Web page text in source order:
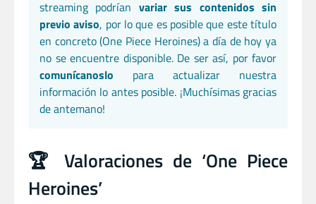
streaming podrían variar sus contenidos sin
previo aviso, por lo que es posible que este título
en concreto (One Piece Heroines) a día de hoy ya
no se encuentre disponible. De ser así, por favor
comunícanoslo para actualizar nuestra
información lo antes posible. ¡Muchísimas gracias
de antemano!
🏆 Valoraciones de ‘One Piece
Heroines’